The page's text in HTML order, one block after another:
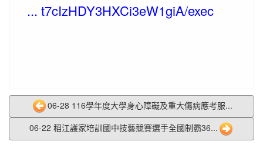
... t7cIzHDY3HXCi3eW1giA/exec
06-28 116學年度大學身心障礙及重大傷病應考服...
06-22 稻江護家培訓國中技藝競賽選手全國制霸36...